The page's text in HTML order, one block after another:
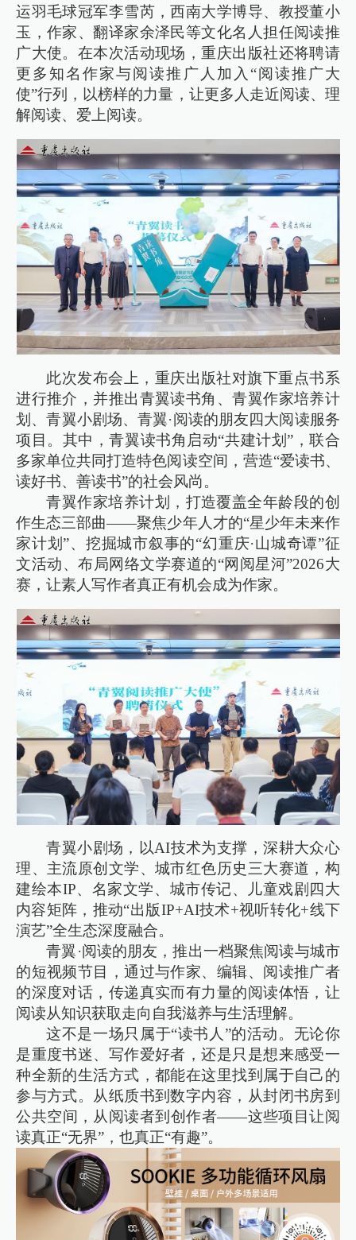
运羽毛球冠军李雪芮，西南大学博导、教授董小
玉，作家、翻译家余泽民等文化名人担任阅读推
广大使。在本次活动现场，重庆出版社还将聘请
更多知名作家与阅读推广人加入“阅读推广大
使”行列，以榜样的力量，让更多人走近阅读、理
解阅读、爱上阅读。
此次发布会上，重庆出版社对旗下重点书系
进行推介，并推出青翼读书角、青翼作家培养计
划、青翼小剧场、青翼·阅读的朋友四大阅读服务
项目。其中，青翼读书角启动“共建计划”，联合
多家单位共同打造特色阅读空间，营造“爱读书、
读好书、善读书”的社会风尚。
青翼作家培养计划，打造覆盖全年龄段的创
作生态三部曲——聚焦少年人才的“星少年未来作
家计划”、挖掘城市叙事的“幻重庆·山城奇谭”征
文活动、布局网络文学赛道的“网阅星河”2026大
赛，让素人写作者真正有机会成为作家。
青翼小剧场，以AI技术为支撑，深耕大众心
理、主流原创文学、城市红色历史三大赛道，构
建绘本IP、名家文学、城市传记、儿童戏剧四大
内容矩阵，推动“出版IP+AI技术+视听转化+线下
演艺”全生态深度融合。
青翼·阅读的朋友，推出一档聚焦阅读与城市
的短视频节目，通过与作家、编辑、阅读推广者
的深度对话，传递真实而有力量的阅读体悟，让
阅读从知识获取走向自我滋养与生活理解。
这不是一场只属于“读书人”的活动。无论你
是重度书迷、写作爱好者，还是只是想来感受一
种全新的生活方式，都能在这里找到属于自己的
参与方式。从纸质书到数字内容，从封闭书房到
公共空间，从阅读者到创作者——这些项目让阅
读真正“无界”，也真正“有趣”。